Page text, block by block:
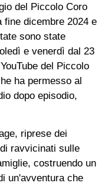
del Piccolo Coro
fine dicembre 2024 e
sono state
e venerdì dal 23
del Piccolo
ha permesso al
dopo episodio,
riprese dei
ravvicinati sulle
costruendo un
un'avventura che